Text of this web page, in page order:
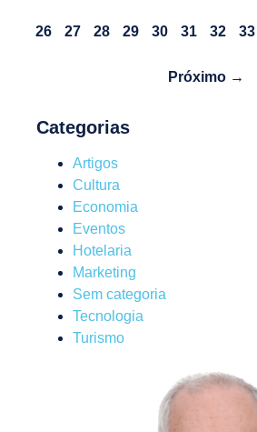
26 27 28 29 30 31 32 33
Próximo →
Categorias
Artigos
Cultura
Economia
Eventos
Hotelaria
Marketing
Sem categoria
Tecnologia
Turismo